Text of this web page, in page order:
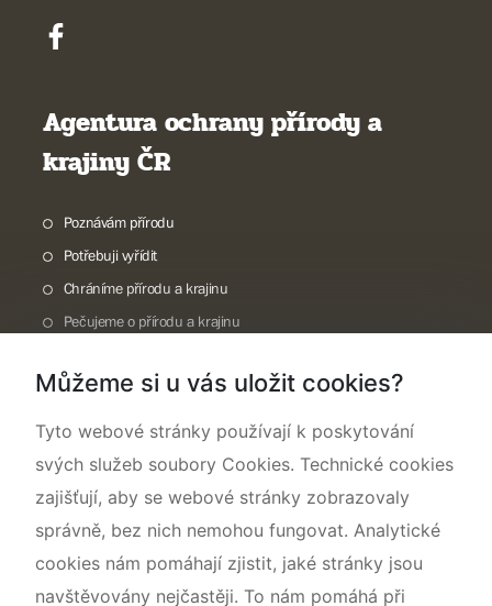
Agentura ochrany přírody a
krajiny ČR
Poznávám přírodu
Potřebuji vyřídit
Chráníme přírodu a krajinu
Pečujeme o přírodu a krajinu
O nás
Můžeme si u vás uložit cookies?
Tyto webové stránky používají k poskytování
svých služeb soubory Cookies. Technické cookies
zajišťují, aby se webové stránky zobrazovaly
správně, bez nich nemohou fungovat. Analytické
cookies nám pomáhají zjistit, jaké stránky jsou
navštěvovány nejčastěji. To nám pomáhá při